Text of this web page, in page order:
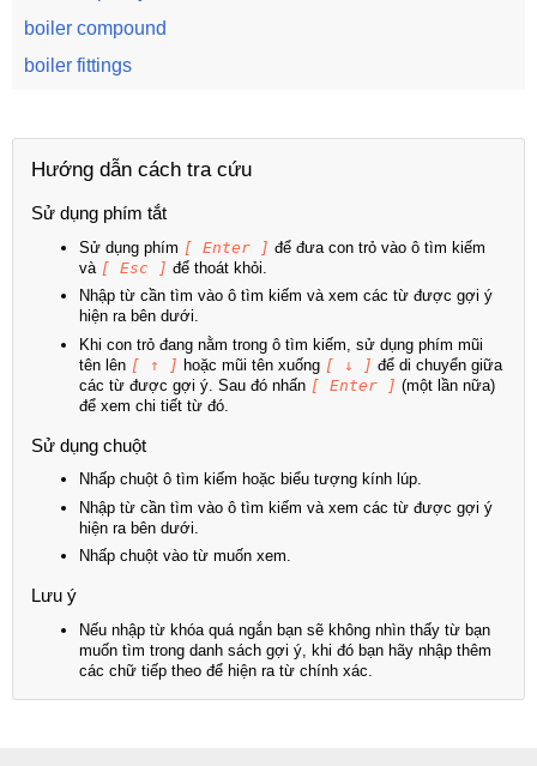
boiler compound
boiler fittings
Hướng dẫn cách tra cứu
Sử dụng phím tắt
Sử dụng phím [ Enter ] để đưa con trỏ vào ô tìm kiếm
và [ Esc ] để thoát khỏi.
Nhập từ cần tìm vào ô tìm kiếm và xem các từ được gợi ý
hiện ra bên dưới.
Khi con trỏ đang nằm trong ô tìm kiếm, sử dụng phím mũi
tên lên [ ↑ ] hoặc mũi tên xuống [ ↓ ] để di chuyển giữa
các từ được gợi ý. Sau đó nhấn [ Enter ] (một lần nữa)
để xem chi tiết từ đó.
Sử dụng chuột
Nhấp chuột ô tìm kiếm hoặc biểu tượng kính lúp.
Nhập từ cần tìm vào ô tìm kiếm và xem các từ được gợi ý
hiện ra bên dưới.
Nhấp chuột vào từ muốn xem.
Lưu ý
Nếu nhập từ khóa quá ngắn bạn sẽ không nhìn thấy từ bạn
muốn tìm trong danh sách gợi ý, khi đó bạn hãy nhập thêm
các chữ tiếp theo để hiện ra từ chính xác.